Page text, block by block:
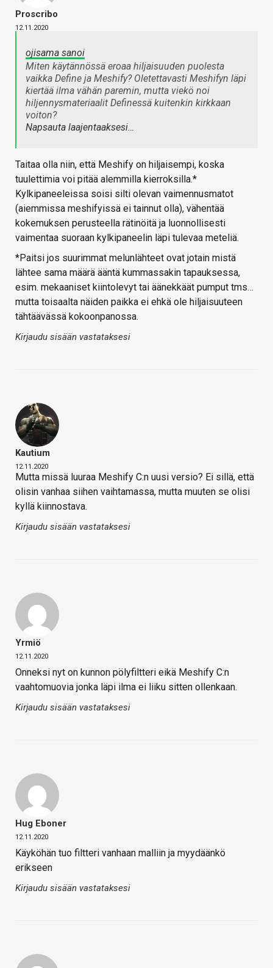
Proscribo
12.11.2020
ojisama sanoi
Miten käytännössä eroaa hiljaisuuden puolesta
vaikka Define ja Meshify? Oletettavasti Meshifyn läpi
kiertää ilma vähän paremin, mutta viekö noi
hiljennysmateriaalit Definessä kuitenkin kirkkaan
voiton?
Napsauta laajentaaksesi…
Taitaa olla niin, että Meshify on hiljaisempi, koska
tuulettimia voi pitää alemmilla kierroksilla.*
Kylkipaneeleissa soisi silti olevan vaimennusmatot
(aiemmissa meshifyissä ei tainnut olla), vähentää
kokemuksen perusteella rätinöitä ja luonnollisesti
vaimentaa suoraan kylkipaneelin läpi tulevaa meteliä.
*Paitsi jos suurimmat melunlähteet ovat jotain mistä
lähtee sama määrä ääntä kummassakin tapauksessa,
esim. mekaaniset kiintolevyt tai äänekkäät pumput tms…
mutta toisaalta näiden paikka ei ehkä ole hiljaisuuteen
tähtäävässä kokoonpanossa.
Kirjaudu sisään vastataksesi
Kautium
12.11.2020
Mutta missä luuraa Meshify C:n uusi versio? Ei sillä, että
olisin vanhaa siihen vaihtamassa, mutta muuten se olisi
kyllä kiinnostava.
Kirjaudu sisään vastataksesi
Yrmiö
12.11.2020
Onneksi nyt on kunnon pölyfiltteri eikä Meshify C:n
vaahtomuovia jonka läpi ilma ei liiku sitten ollenkaan.
Kirjaudu sisään vastataksesi
Hug Eboner
12.11.2020
Käyköhän tuo filtteri vanhaan malliin ja myydäänkö
erikseen
Kirjaudu sisään vastataksesi